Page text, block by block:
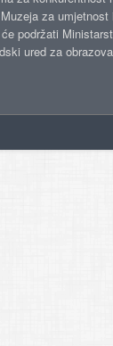
za umjetnost
podržati
ured za